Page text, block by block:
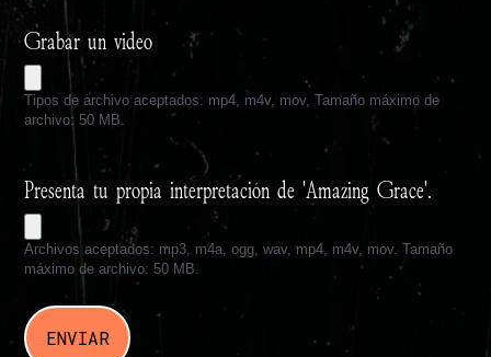
Grabar un video
Tipos de archivo aceptados: mp4, m4v, mov, Tamaño máximo de
archivo: 50 MB.
Presenta tu propia interpretación de 'Amazing Grace'.
Archivos aceptados: mp3, m4a, ogg, wav, mp4, m4v, mov. Tamaño
máximo de archivo: 50 MB.